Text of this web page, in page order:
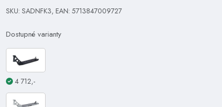
SKU: SADNFK3, EAN: 5713847009727
Dostupné varianty
4 712,-